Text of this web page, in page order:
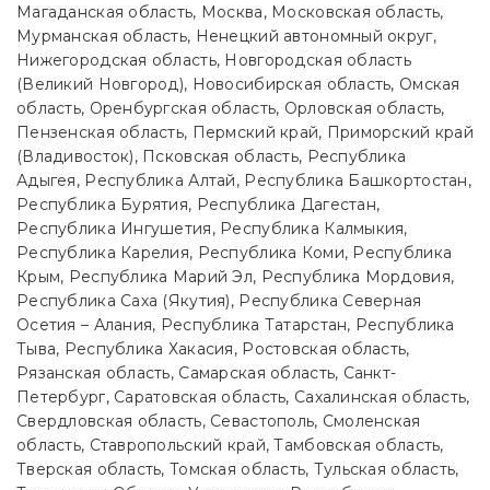
Магаданская область, Москва, Московская область,
Мурманская область, Ненецкий автономный округ,
Нижегородская область, Новгородская область
(Великий Новгород), Новосибирская область, Омская
область, Оренбургская область, Орловская область,
Пензенская область, Пермский край, Приморский край
(Владивосток), Псковская область, Республика
Адыгея, Республика Алтай, Республика Башкортостан,
Республика Бурятия, Республика Дагестан,
Республика Ингушетия, Республика Калмыкия,
Республика Карелия, Республика Коми, Республика
Крым, Республика Марий Эл, Республика Мордовия,
Республика Саха (Якутия), Республика Северная
Осетия – Алания, Республика Татарстан, Республика
Тыва, Республика Хакасия, Ростовская область,
Рязанская область, Самарская область, Санкт-
Петербург, Саратовская область, Сахалинская область,
Свердловская область, Севастополь, Смоленская
область, Ставропольский край, Тамбовская область,
Тверская область, Томская область, Тульская область,